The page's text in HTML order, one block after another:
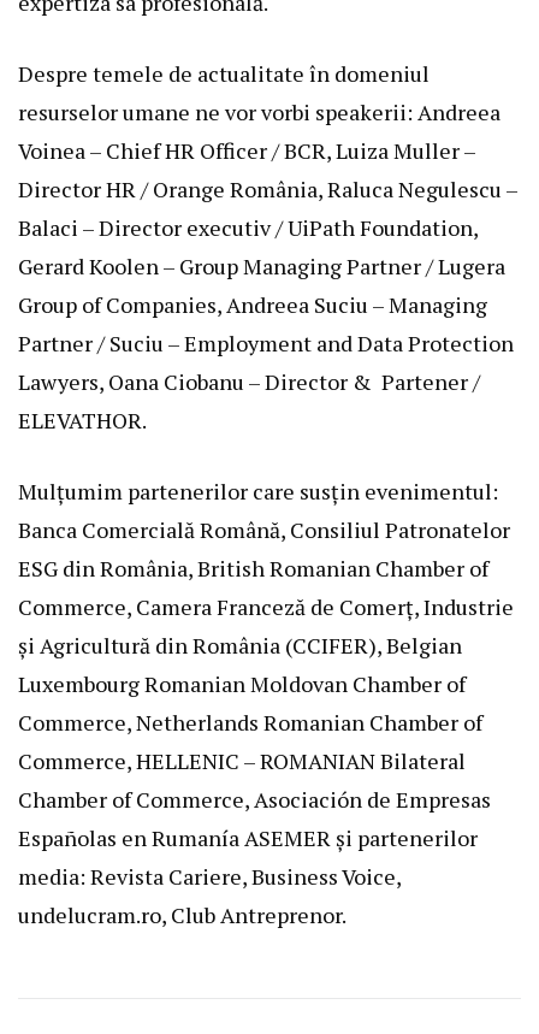
Despre temele de actualitate în domeniul
resurselor umane ne vor vorbi speakerii: Andreea
Voinea – Chief HR Officer / BCR, Luiza Muller –
Director HR / Orange România, Raluca Negulescu –
Balaci – Director executiv / UiPath Foundation,
Gerard Koolen – Group Managing Partner / Lugera
Group of Companies, Andreea Suciu – Managing
Partner / Suciu – Employment and Data Protection
Lawyers, Oana Ciobanu – Director & Partener /
ELEVATHOR.
Mulțumim partenerilor care susțin evenimentul:
Banca Comercială Română, Consiliul Patronatelor
ESG din România, British Romanian Chamber of
Commerce, Camera Franceză de Comerț, Industrie
și Agricultură din România (CCIFER), Belgian
Luxembourg Romanian Moldovan Chamber of
Commerce, Netherlands Romanian Chamber of
Commerce, HELLENIC – ROMANIAN Bilateral
Chamber of Commerce, Asociación de Empresas
Españolas en Rumanía ASEMER și partenerilor
media: Revista Cariere, Business Voice,
undelucram.ro, Club Antreprenor.